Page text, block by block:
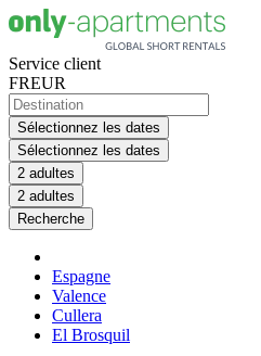
Service client
FREUR
Sélectionnez les dates
Sélectionnez les dates
2 adultes
2 adultes
Recherche
Espagne
Valence
Cullera
El Brosquil